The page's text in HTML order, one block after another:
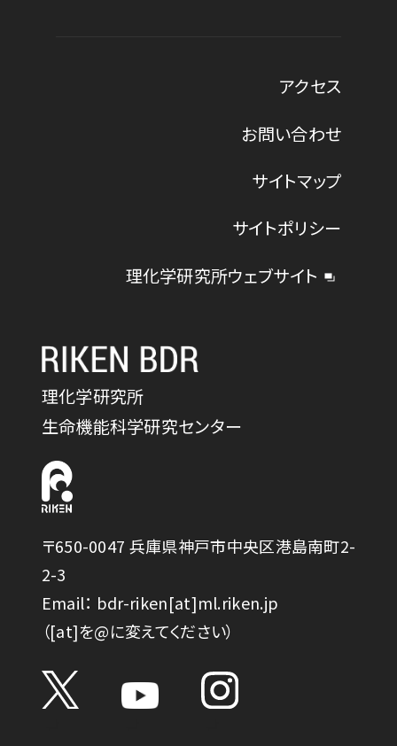
アクセス
お問い合わせ
サイトマップ
サイトポリシー
理化学研究所ウェブサイト
理化学研究所
生命機能科学研究センター
〒650-0047 兵庫県神戸市中央区港島南町2-
2-3
Email： bdr-riken[at]ml.riken.jp
（[at]を@に変えてください）